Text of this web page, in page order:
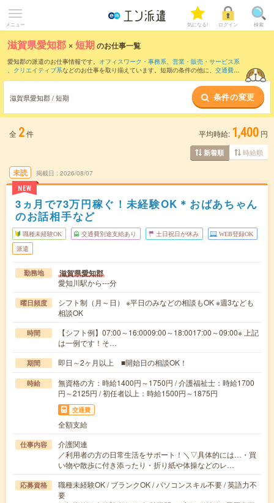
メニュー 気になる! ログイン 検索
滋賀県愛知郡 ×短期のお仕事一覧
愛知郡の派遣のお仕事情報です。 オフィスワーク・事務系、 営業・販売・サービス系
、 クリエイティブ系などのお仕事を取り揃えています。短期の条件の他に、 交通費別
滋賀県愛知郡 / 短期 条件の変更
全 2件 平均時給: 1,400 円
新着順 時給順
未読
NEW
掲載日 2026/08/07
3ヵ月で73万円稼ぐ！未経験OK＊おばあちゃん
のお話相手など
職種未経験OK 交通費別途支給あり 土日祝日が休み WEB登録OK
派遣
勤務地 滋賀県愛知郡
愛知川駅から---分
曜日頻度
シフト制（月～日） ※平日のみなどの相談もOK ※週3なども
相談OK
時間
【シフト例】07:00～16:0009:00～18:0017:00～09:00※ 上記
は一例です！そ…
期間 即日～2ヶ月以上 ■開始日の相談OK！
時給
無資格の方：時給1400円～1750円 / 介護福祉士：時給1700
円～2125円 / 初任者以上：時給1500円～1875円
交通費
全額支給
仕事内容
介護関連
／利用者の方の日常生活をサポート！＼▽具体的には…・買
い物や散歩に付き添ったり・折り紙や体操などのレ…
応募資格
職種未経験OK / ブランクOK / パソコンスキル不要 / 英語力不
要